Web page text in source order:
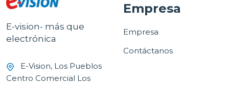
E-vision- más que
electrónica
E-Vision, Los Pueblos
Centro Comercial Los
Empresa
Empresa
Contáctanos